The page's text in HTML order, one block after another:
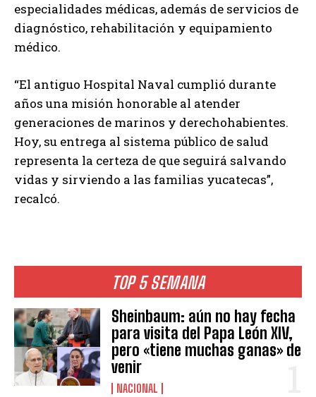
TOP 5 SEMANA
Sheinbaum: aún no hay fecha
para visita del Papa León XIV,
pero «tiene muchas ganas» de
venir
NACIONAL
especialidades médicas, además de servicios de
diagnóstico, rehabilitación y equipamiento
médico.
“El antiguo Hospital Naval cumplió durante
años una misión honorable al atender
generaciones de marinos y derechohabientes.
Hoy, su entrega al sistema público de salud
representa la certeza de que seguirá salvando
vidas y sirviendo a las familias yucatecas”,
recalcó.